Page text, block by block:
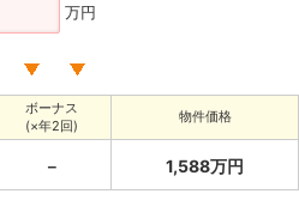
万円
ボーナス
(×年2回)
物件価格
－ 1,588万円